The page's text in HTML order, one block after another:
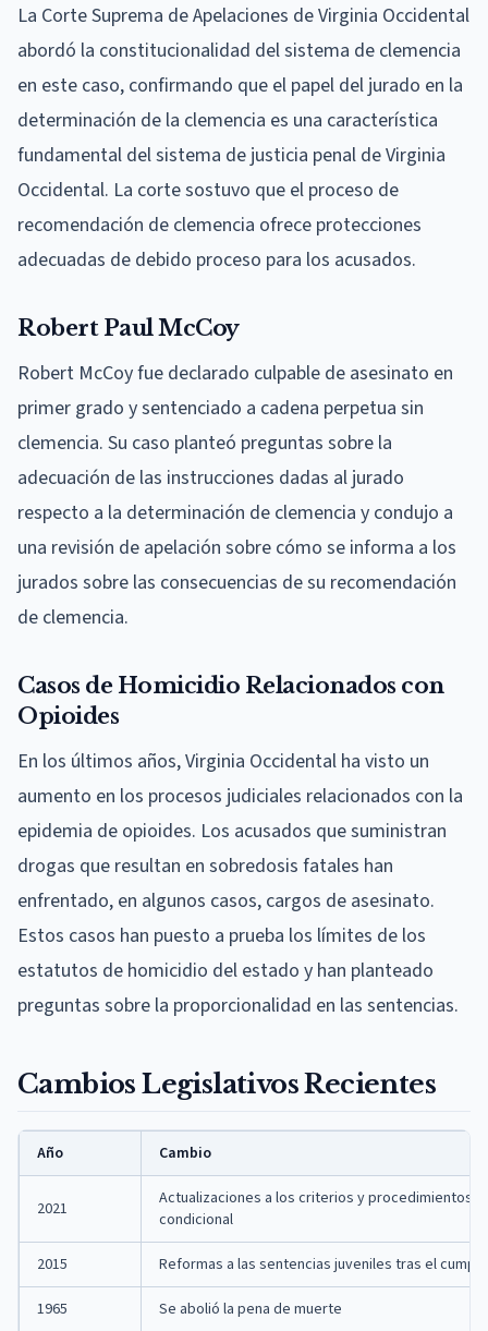
La Corte Suprema de Apelaciones de Virginia Occidental
abordó la constitucionalidad del sistema de clemencia
en este caso, confirmando que el papel del jurado en la
determinación de la clemencia es una característica
fundamental del sistema de justicia penal de Virginia
Occidental. La corte sostuvo que el proceso de
recomendación de clemencia ofrece protecciones
adecuadas de debido proceso para los acusados.
Robert Paul McCoy
Robert McCoy fue declarado culpable de asesinato en
primer grado y sentenciado a cadena perpetua sin
clemencia. Su caso planteó preguntas sobre la
adecuación de las instrucciones dadas al jurado
respecto a la determinación de clemencia y condujo a
una revisión de apelación sobre cómo se informa a los
jurados sobre las consecuencias de su recomendación
de clemencia.
Casos de Homicidio Relacionados con
Opioides
En los últimos años, Virginia Occidental ha visto un
aumento en los procesos judiciales relacionados con la
epidemia de opioides. Los acusados que suministran
drogas que resultan en sobredosis fatales han
enfrentado, en algunos casos, cargos de asesinato.
Estos casos han puesto a prueba los límites de los
estatutos de homicidio del estado y han planteado
preguntas sobre la proporcionalidad en las sentencias.
Cambios Legislativos Recientes
Año Cambio
2021
Actualizaciones a los criterios y procedimientos
condicional
2015 Reformas a las sentencias juveniles tras el
1965 Se abolió la pena de muerte